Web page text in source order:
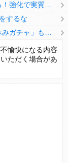
するな
【パズドラ】TB・HEARTSの6人は全員分岐進化とアシスト2種あり！HEARTSエンジェルの進化いいな
ますか？
愉快になる内容
ただく場合があ